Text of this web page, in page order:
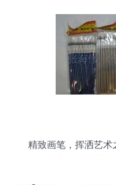
精致画笔，挥洒艺